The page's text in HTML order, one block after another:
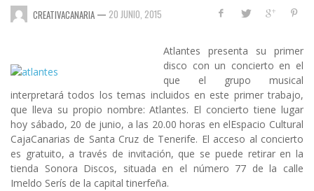
CREATIVACANARIA — 20 JUNIO, 2015
Atlantes presenta su primer
disco con un concierto en el
que el grupo musical
interpretará todos los temas incluidos en este primer trabajo,
que lleva su propio nombre: Atlantes. El concierto tiene lugar
hoy sábado, 20 de junio, a las 20.00 horas en elEspacio Cultural
CajaCanarias de Santa Cruz de Tenerife. El acceso al concierto
es gratuito, a través de invitación, que se puede retirar en la
tienda Sonora Discos, situada en el número 77 de la calle
Imeldo Serís de la capital tinerfeña.